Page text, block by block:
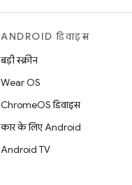
ANDROID डिवाइस
बड़ी स्क्रीन
Wear OS
ChromeOS डिवाइस
कार के लिए Android
Android TV